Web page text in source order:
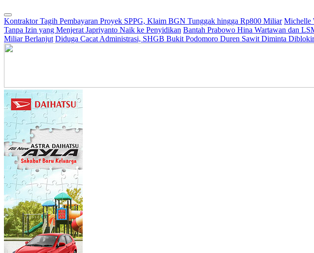
Kontraktor Tagih Pembayaran Proyek SPPG, Klaim BGN Tunggak hingga Rp800 Miliar Michelle
Tanpa Izin yang Menjerat Japriyanto Naik ke Penyidikan Bantah Prabowo Hina Wartawan dan
Miliar Berlanjut Diduga Cacat Administrasi, SHGB Bukit Podomoro Duren Sawit Diminta Diblokir